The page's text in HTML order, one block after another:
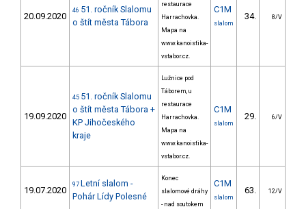
20.09.2020
46 51. ročník Slalomu
o štít města Tábora
restaurace
Harrachovka.
Mapa na
www.kanoistika-
vstabor.cz.
C1M
slalom
34. 8/V
19.09.2020
45 51. ročník Slalomu
o štít města Tábora +
KP Jihočeského
kraje
Lužnice pod
Táborem, u
restaurace
Harrachovka.
Mapa na
www.kanoistika-
vstabor.cz.
C1M
slalom
29. 6/V
19.07.2020
97 Letní slalom -
Pohár Lídy Polesné
Konec
slalomové dráhy
- nad soutokem
C1M
slalom
63. 12/V